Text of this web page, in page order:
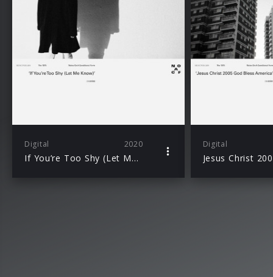
Digital 2020
If You’re Too Shy (Let Me Know)
Digital